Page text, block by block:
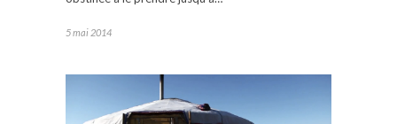
5 mai 2014